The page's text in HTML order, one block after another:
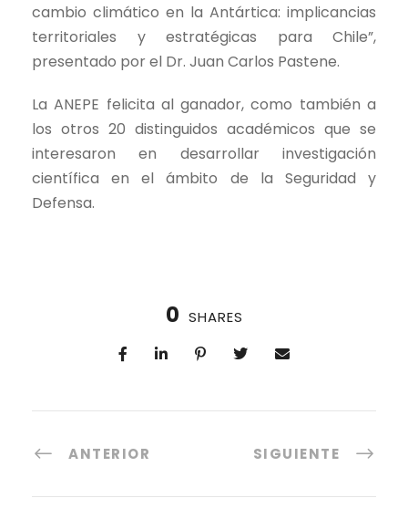
cambio climático en la Antártica: implicancias
territoriales y estratégicas para Chile”,
presentado por el Dr. Juan Carlos Pastene.
La ANEPE felicita al ganador, como también a
los otros 20 distinguidos académicos que se
interesaron en desarrollar investigación
científica en el ámbito de la Seguridad y
Defensa.
0 SHARES
ANTERIOR SIGUIENTE